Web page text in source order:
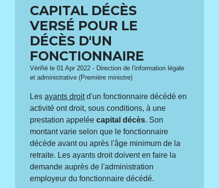
CAPITAL DÉCÈS
VERSÉ POUR LE
DÉCÈS D'UN
FONCTIONNAIRE
Vérifié le 01 Apr 2022 - Direction de l'information légale
et administrative (Première ministre)
Lesayants droitd'un fonctionnaire décédé en
activité ont droit, sous conditions, à une
prestation appeléecapital décès. Son
montant varie selon que le fonctionnaire
décède avant ou après l'âge minimum de la
retraite. Les ayants droit doivent en faire la
demande auprès de l'administration
employeur du fonctionnaire décédé.